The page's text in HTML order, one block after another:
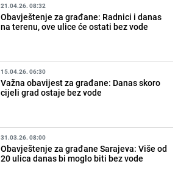
21.04.26. 08:32
Obavještenje za građane: Radnici i danas
na terenu, ove ulice će ostati bez vode
15.04.26. 06:30
Važna obavijest za građane: Danas skoro
cijeli grad ostaje bez vode
31.03.26. 08:00
Obavještenje za građane Sarajeva: Više od
20 ulica danas bi moglo biti bez vode